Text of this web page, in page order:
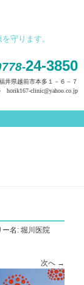
守ります。
24-3850
県越前市本多１－６－７
horik167-clinic@yahoo.co.jp
ー名: 堀川医院
次へ →